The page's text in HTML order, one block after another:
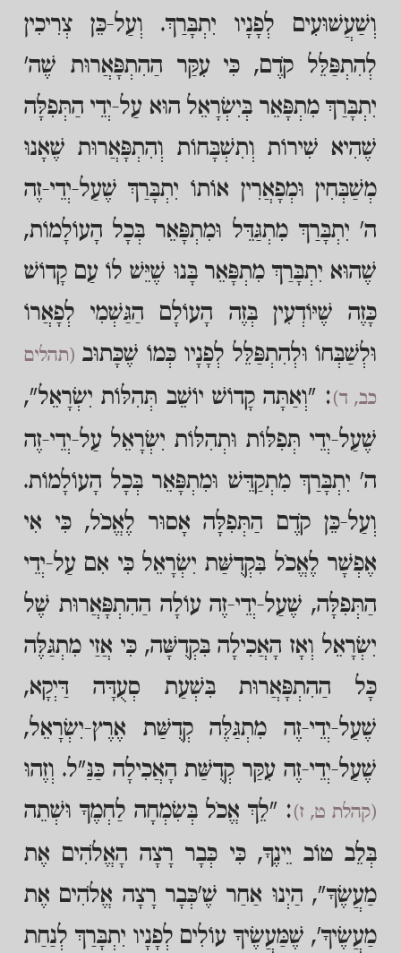
וְשַׁעֲשׁוּעִים לְפָנָיו יִתְבָּרַךְ. וְעַל-כֵּן צְרִיכִין
לְהִתְפַּלֵּל קֹדֶם, כִּי עִקַּר הַהִתְפָּאֲרוּת שֶׁה'
יִתְבָּרַךְ מִתְפָּאֵר בְּיִשְׂרָאֵל הוּא עַל-יְדֵי הַתְּפִלָּה
שֶׁהִיא שִׁירוֹת וְתִשְׁבָּחוֹת וְהִתְפָּאֲרוּת שֶׁאָנוּ
מְשַׁבְּחִין וּמְפָאֲרִין אוֹתוֹ יִתְבָּרַךְ שֶׁעַל-יְדֵי-זֶה
ה' יִתְבָּרַךְ מִתְגַּדֵּל וּמִתְפָּאֵר בְּכָל הָעוֹלָמוֹת,
שֶׁהוּא יִתְבָּרַךְ מִתְפָּאֵר בָּנוּ שֶׁיֵּשׁ לוֹ עַם קָדוֹשׁ
כָּזֶה שֶׁיּוֹדְעִין בְּזֶה הָעוֹלָם הַגַּשְׁמִי לְפָאֲרוֹ
וּלְשַׁבְּחוֹ וּלְהִתְפַּלֵּל לְפָנָיו כְּמוֹ שֶׁכָּתוּב (תהלים
כב, ד): "וְאַתָּה קָדוֹשׁ יוֹשֵׁב תְּהִלּוֹת יִשְׂרָאֵל",
שֶׁעַל-יְדֵי תְּפִלּוֹת וּתְהִלּוֹת יִשְׂרָאֵל עַל-יְדֵי-זֶה
ה' יִתְבָּרַךְ מִתְקַדֵּשׁ וּמִתְפָּאֵר בְּכָל הָעוֹלָמוֹת.
וְעַל-כֵּן קֹדֶם הַתְּפִלָּה אָסוּר לֶאֱכֹל, כִּי אִי
אֶפְשָׁר לֶאֱכֹל בִּקְדֻשַּׁת יִשְׂרָאֵל כִּי אִם עַל-יְדֵי
הַתְּפִלָּה, שֶׁעַל-יְדֵי-זֶה עוֹלָה הַהִתְפָּאֲרוּת שֶׁל
יִשְׂרָאֵל וְאָז הָאֲכִילָה בִּקְדֻשָּׁה, כִּי אֲזַי מִתְגַּלֶּה
כָּל הַהִתְפָּאֲרוּת בִּשְׁעַת סְעֻדָּה דַּיְקָא,
שֶׁעַל-יְדֵי-זֶה מִתְגַּלֶּה קְדֻשַּׁת אֶרֶץ-יִשְׂרָאֵל,
שֶׁעַל-יְדֵי-זֶה עִקַּר קְדֻשַּׁת הָאֲכִילָה כַּנַּ"ל. וְזֶהוּ
(קהלת ט, ז): "לֵךְ אֱכֹל בְּשִׂמְחָה לַחְמֶךָ וּשְׁתֵה
בְּלֵב טוֹב יֵינֶךָ, כִּי כְּבָר רָצָה הָאֱלֹהִים אֶת
מַעֲשֶׂךָ", הַיְנוּ אַחַר שֶׁ'כְּבָר רָצָה אֱלֹהִים אֶת
מַעֲשֶׂיךָ', שֶׁמַּעֲשֶׂיךָ עוֹלִים לְפָנָיו יִתְבָּרַךְ לְנַחַת